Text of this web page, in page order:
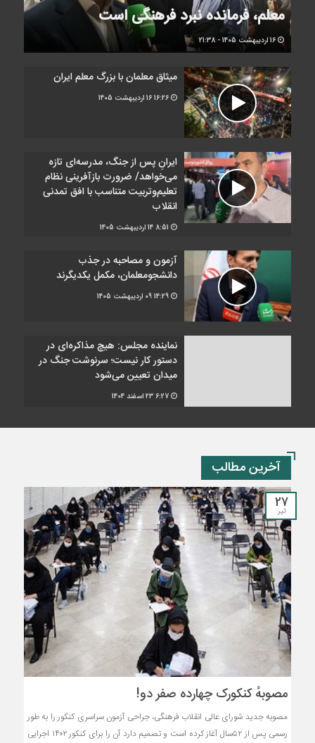
معلم، فرمانده نبرد فرهنگی است
میثاق معلمان با بزرگ معلم ایران
16 اردیبهشت 1405
ایرانِ پس از جنگ، مدرسه‌ای تازه
می‌خواهد/ ضرورت بازآفرینی نظام
تعلیم‌وتربیت متناسب با افق تمدنی
انقلاب
14 اردیبهشت 1405
آزمون و مصاحبه در جذب
دانشجومعلمان، مکمل یکدیگرند
09 اردیبهشت 1405
نماینده مجلس: هیچ مذاکره‌ای در
دستور کار نیست؛ سرنوشت جنگ در
میدان تعیین می‌شود
23 اسفند 1404
آخرین مطالب
27
تیر
مصوبهٔ کنکورک چهارده صفر دو!
مصوبه جدید شورای عالی انقلاب فرهنگی، جراحی آزمون سراسری کنکور را به طور
رسمی پس از ۵۲سال آغاز کرده است و تصمیم دارد آن را برای کنکور ۱۴۰۲ اجرایی